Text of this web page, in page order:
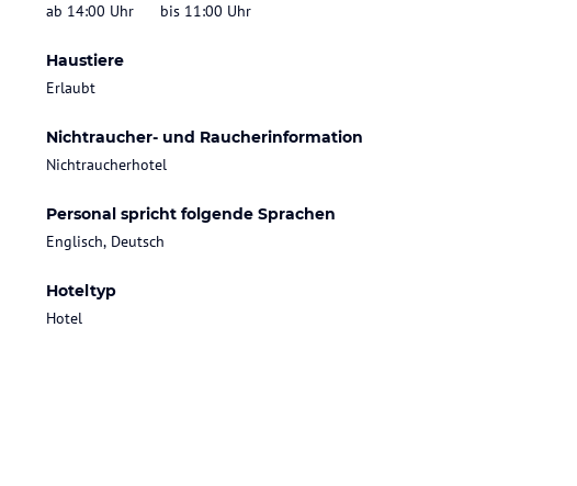
ab 14:00 Uhr
bis 11:00 Uhr
Haustiere
Erlaubt
Nichtraucher- und Raucherinformation
Nichtraucherhotel
Personal spricht folgende Sprachen
Englisch, Deutsch
Hoteltyp
Hotel